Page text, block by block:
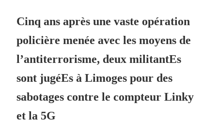
Cinq ans après une vaste opération
policière menée avec les moyens de
l’antiterrorisme, deux militantEs
sont jugéEs à Limoges pour des
sabotages contre le compteur Linky
et la 5G